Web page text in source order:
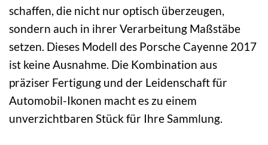
schaffen, die nicht nur optisch überzeugen,
sondern auch in ihrer Verarbeitung Maßstäbe
setzen. Dieses Modell des Porsche Cayenne 2017
ist keine Ausnahme. Die Kombination aus
präziser Fertigung und der Leidenschaft für
Automobil-Ikonen macht es zu einem
unverzichtbaren Stück für Ihre Sammlung.